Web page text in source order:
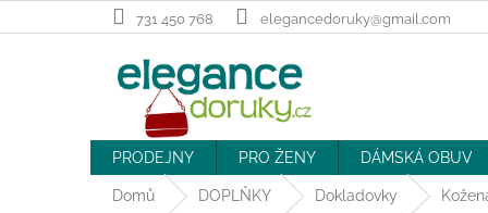
na
731 450 768 elegancedoruky@gmail.com
PRODEJNY PRO ŽENY DÁMSKÁ OBUV
Domů DOPLŇKY Dokladovky